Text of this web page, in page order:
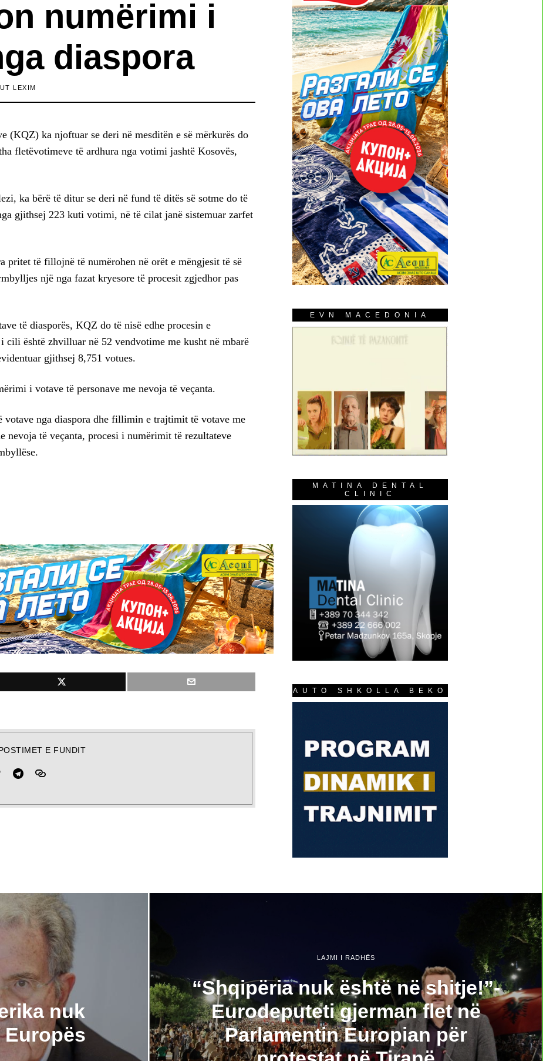
numërimi i
diaspora
LEXIM
(KQZ) ka njoftuar se deri në mesditën e së mërkurës do
fletëvotimeve të ardhura nga votimi jashtë Kosovës,
ka bërë të ditur se deri në fund të ditës së sotme do të
gjithsej 223 kuti votimi, në të cilat janë sistemuar zarfet
pritet të fillojnë të numërohen në orët e mëngjesit të së
një nga fazat kryesore të procesit zgjedhor pas
të diasporës, KQZ do të nisë edhe procesin e
cili është zhvilluar në 52 vendvotime me kusht në mbarë
gjithsej 8,751 votues.
i votave të personave me nevoja të veçanta.
nga diaspora dhe fillimin e trajtimit të votave me
nevoja të veçanta, procesi i numërimit të rezultateve
E FUNDIT
EVN MACEDONIA
MATINA DENTAL
CLINIC
AUTO SHKOLLA BEKO
nuk
Europës
LAJMI I RADHËS
“Shqipëria nuk është në shitje!”-
Eurodeputeti gjerman flet në
Parlamentin Europian për